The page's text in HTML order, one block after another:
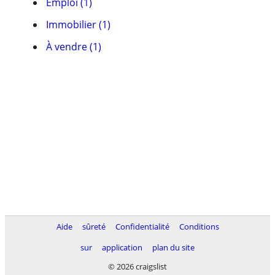
Immobilier (1)
À vendre (1)
Aide sûreté Confidentialité
Conditions
sur
application
plan du site
© 2026 craigslist